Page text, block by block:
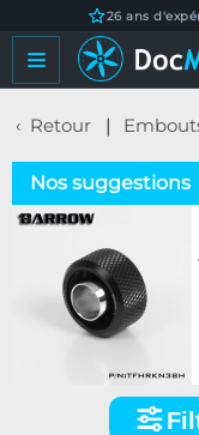
26 ans
Retour
Nos suggestions